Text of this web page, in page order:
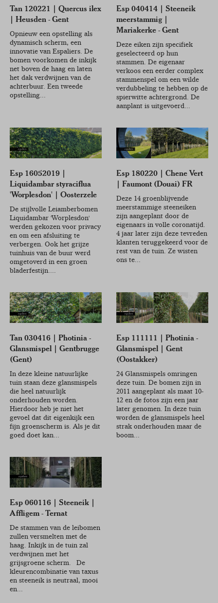
Tan 120221 | Quercus ilex
| Heusden - Gent
Opnieuw een opstelling als
dynamisch scherm, een
innovatie van Espaliers. De
bomen voorkomen de inkijk
net boven de haag en laten
het dak verdwijnen van de
achterbuur. Een tweede
opstelling...
Esp 040414 | Steeneik
meerstammig |
Mariakerke - Gent
Deze eiken zijn specifiek
geselecteerd op hun
stammen. De eigenaar
verkoos een eerder complex
stammenspel om een wilde
verdubbeling te hebben op de
spierwitte achtergrond. De
aanplant is uitgevoerd...
Esp 16052019 |
Liquidambar styraciflua
'Worplesdon' | Oosterzele
De stijlvolle Leiamberbomen
Liquidambar 'Worplesdon'
werden gekozen voor privacy
en om een afsluiting te
verbergen. Ook het grijze
tuinhuis van de buur werd
omgetoverd in een groen
bladerfestijn....
Esp 180220 | Chene Vert
| Faumont (Douai) FR
Deze 14 groenblijvende
meerstammige steeneiken
zijn aangeplant door de
eigenaars in volle coronatijd.
4 jaar later zijn deze tevreden
klanten teruggekeerd voor de
rest van de tuin. Ze wisten
ons te...
Tan 030416 | Photinia -
Glansmispel | Gentbrugge
(Gent)
In deze kleine natuurlijke
tuin staan deze glansmispels
die heel natuurlijk
onderhouden worden.
Hierdoor heb je niet het
gevoel dat dit eigenkijk een
fijn groenscherm is. Als je dit
goed doet kan...
Esp 111111 | Photinia -
Glansmispel | Gent
(Oostakker)
24 Glansmispels omringen
deze tuin. De bomen zijn in
2011 aangeplant als maat 10-
12 en de fotos zijn een jaar
later genomen. In deze tuin
worden de glansmispels heel
strak onderhouden maar de
boom...
Esp 060116 | Steeneik |
Affligem - Ternat
De stammen van de leibomen
zullen versmelten met de
haag. Inkijk in de tuin zal
verdwijnen met het
grijsgroene scherm. De
kleurencombinatie van taxus
en steeneik is neutraal, mooi
en...